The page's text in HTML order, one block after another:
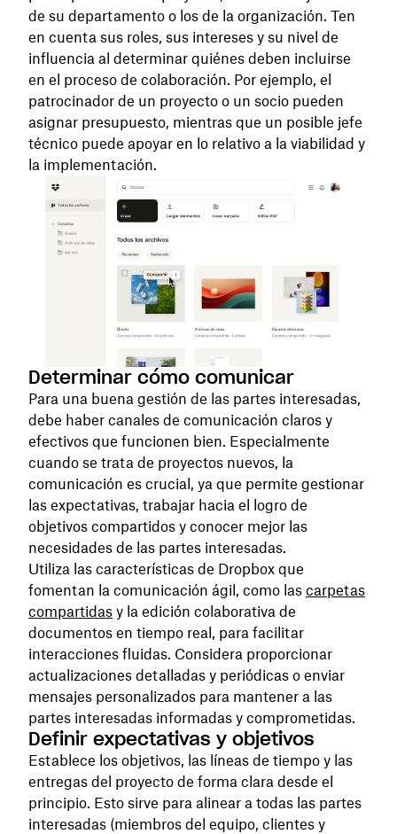
de su departamento o los de la organización. Ten
en cuenta sus roles, sus intereses y su nivel de
influencia al determinar quiénes deben incluirse
en el proceso de colaboración. Por ejemplo, el
patrocinador de un proyecto o un socio pueden
asignar presupuesto, mientras que un posible jefe
técnico puede apoyar en lo relativo a la viabilidad y
la implementación.
Determinar cómo comunicar
Para una buena gestión de las partes interesadas,
debe haber canales de comunicación claros y
efectivos que funcionen bien. Especialmente
cuando se trata de proyectos nuevos, la
comunicación es crucial, ya que permite gestionar
las expectativas, trabajar hacia el logro de
objetivos compartidos y conocer mejor las
necesidades de las partes interesadas.
Utiliza las características de Dropbox que
fomentan la comunicación ágil, como las carpetas
compartidas y la edición colaborativa de
documentos en tiempo real, para facilitar
interacciones fluidas. Considera proporcionar
actualizaciones detalladas y periódicas o enviar
mensajes personalizados para mantener a las
partes interesadas informadas y comprometidas.
Definir expectativas y objetivos
Establece los objetivos, las líneas de tiempo y las
entregas del proyecto de forma clara desde el
principio. Esto sirve para alinear a todas las partes
interesadas (miembros del equipo, clientes y